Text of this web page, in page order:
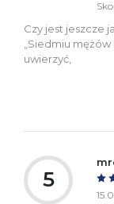
Czy jest jeszcze
„Siedmiu
uwierzyć,
5